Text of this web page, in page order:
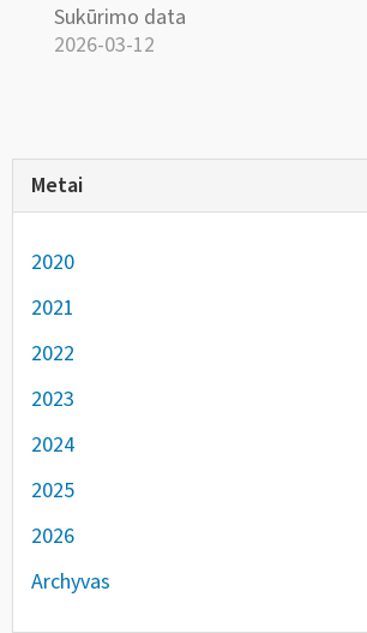
Sukūrimo data
2026-03-12
Metai
2020
2021
2022
2023
2024
2025
2026
Archyvas